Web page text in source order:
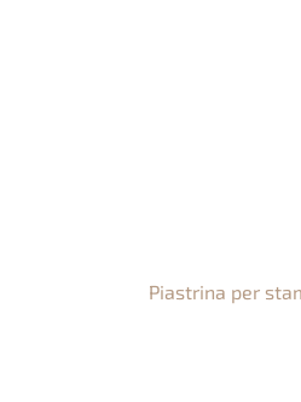
Piastrina per